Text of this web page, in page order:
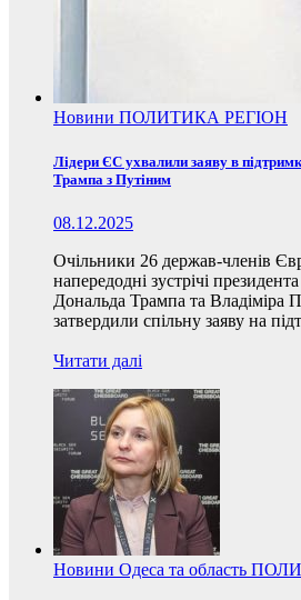
Новини ПОЛИТИКА РЕГІОН
Лідери ЄС ухвалили заяву в
Трампа з Путіним
08.12.2025
Очільники 26 держав-членів
напередодні зустрічі
Дональда Трампа та Владіміра
затвердили спільну заяву на
Читати далі
Новини Одеса та область